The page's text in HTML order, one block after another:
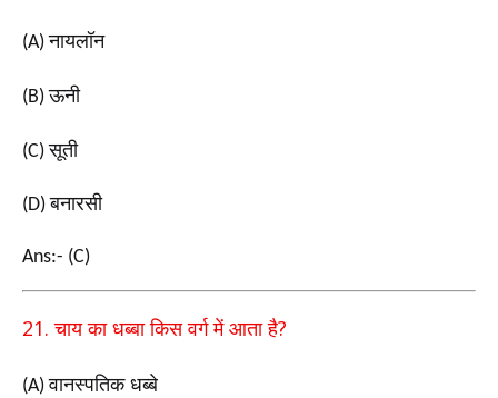
(A)नायलॉन
(B)ऊनी
(C)सूती
(D)बनारसी
Ans:- (C)
21.चाय का धब्बा किस वर्ग में आता है?
(A)वानस्पतिक धब्बे